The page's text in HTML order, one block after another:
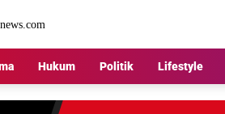
Hukum Politik Lifestyle